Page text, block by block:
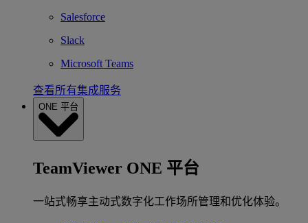
Salesforce
Slack
Microsoft Teams
查看所有集成服务
ONE 平台
TeamViewer ONE 平台
一站式畅享主动式数字化工作场所管理和优化体验。